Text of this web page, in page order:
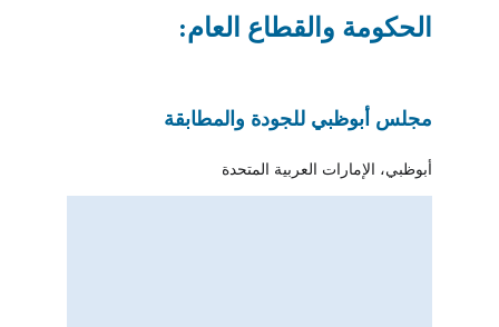
الحكومة والقطاع العام:
مجلس أبوظبي للجودة والمطابقة
أبوظبي، الإمارات العربية المتحدة